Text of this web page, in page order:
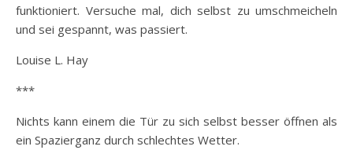
funktioniert. Versuche mal, dich selbst zu umschmeicheln
und sei gespannt, was passiert.
Louise L. Hay
***
Nichts kann einem die Tür zu sich selbst besser öffnen als
ein Spazierganz durch schlechtes Wetter.